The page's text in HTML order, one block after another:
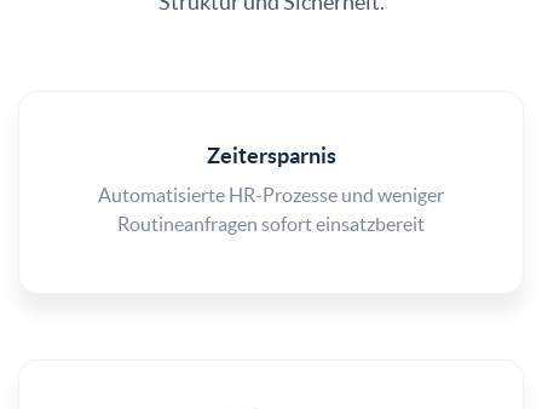
Zeitersparnis
Automatisierte HR-Prozesse und weniger
Routineanfragen sofort einsatzbereit